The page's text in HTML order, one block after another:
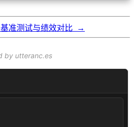
基准测试与绩效对比 →